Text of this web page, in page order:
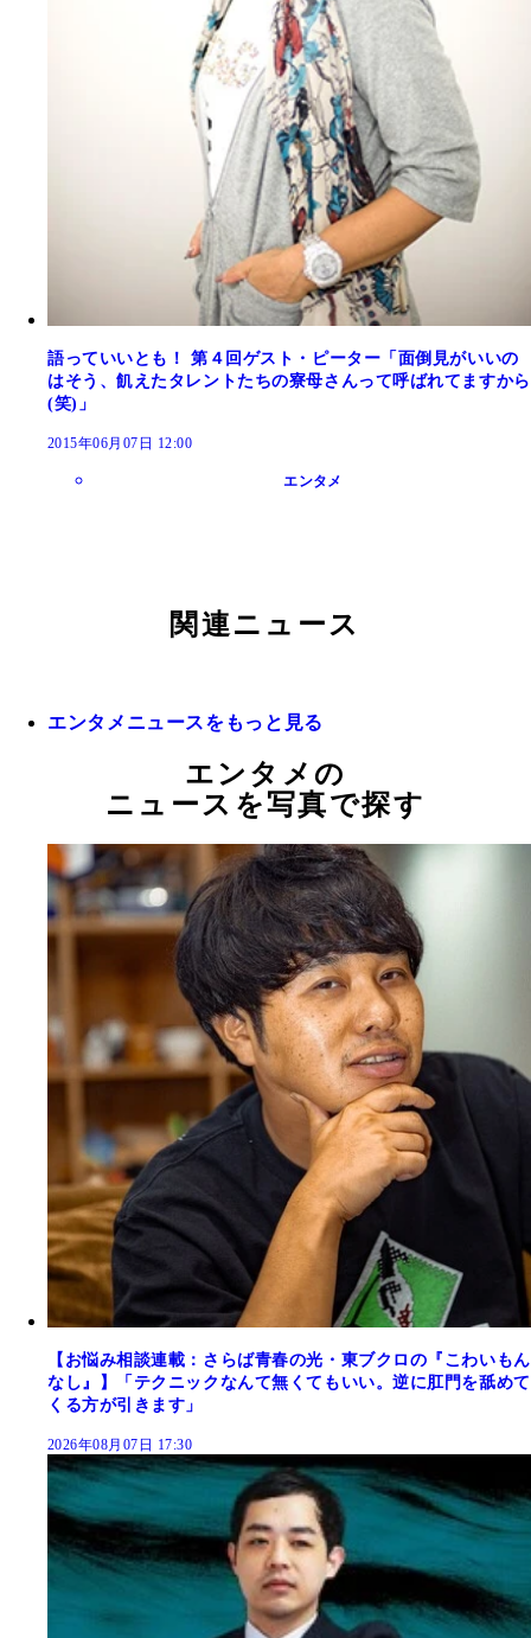
語っていいとも！ 第４回ゲスト・ピーター「面倒見がいいの
はそう、飢えたタレントたちの寮母さんって呼ばれてますから
(笑)」
2015年06月07日 12:00
エンタメ
関連ニュース
エンタメニュースをもっと見る
エンタメの
ニュースを写真で探す
【お悩み相談連載：さらば青春の光・東ブクロの『こわいもん
なし』】「テクニックなんて無くてもいい。逆に肛門を舐めて
くる方が引きます」
2026年08月07日 17:30